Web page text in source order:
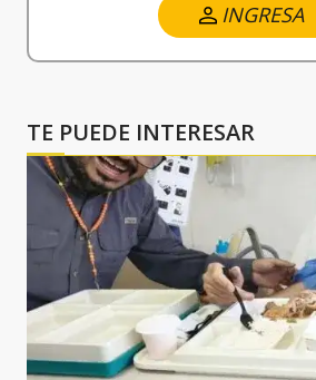
INGRESA
TE PUEDE INTERESAR